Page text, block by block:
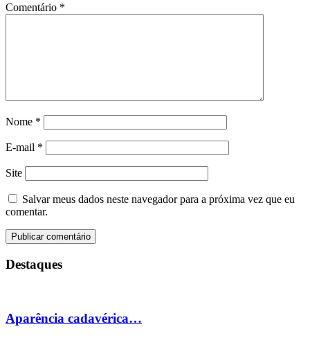
Comentário *
Nome *
E-mail *
Site
Salvar meus dados neste navegador para a próxima vez que eu
comentar.
Destaques
Aparência cadavérica…